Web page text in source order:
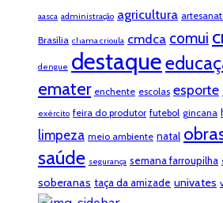
aasca administração agricultura
Brasília chama crioula cmdca comui
dengue destaque
emater enchente escolas esporte
exército feira do produtor futebol gincana
limpeza meio ambiente natal
saúde segurança semana farroupilha
soberanas taça da amizade univates